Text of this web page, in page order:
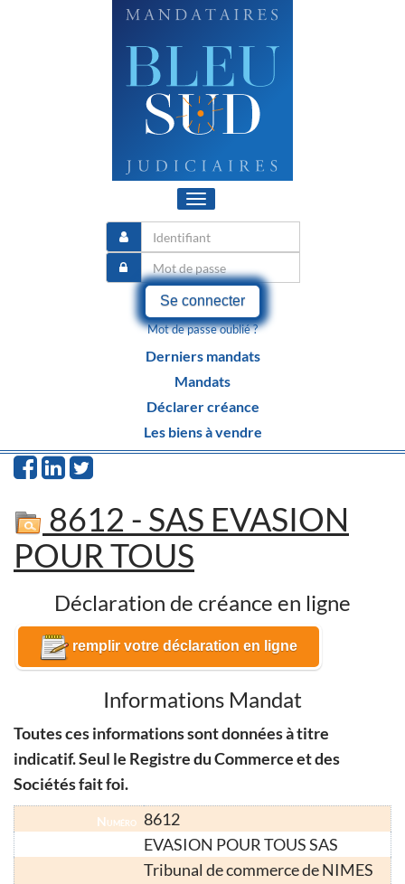
Toggle
navigation
Se connecter
Mot de passe oublié ?
Derniers mandats
Mandats
Déclarer créance
Les biens à vendre
8612 - SAS EVASION
POUR TOUS
Déclaration de créance en ligne
remplir votre déclaration en ligne
Informations Mandat
Toutes ces informations sont données à titre
indicatif. Seul le Registre du Commerce et des
Sociétés fait foi.
Numéro 8612
EVASION POUR TOUS SAS
Tribunal de commerce de NIMES